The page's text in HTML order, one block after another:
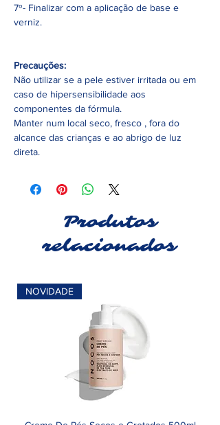
7º- Finalizar com a aplicação de base e
verniz.
Precauções:
Não utilizar se a pele estiver irritada ou em
caso de hipersensibilidade aos
componentes da fórmula.
Manter num local seco, fresco , fora do
alcance das crianças e ao abrigo de luz
direta.
Produtos
relacionados
NOVIDADE